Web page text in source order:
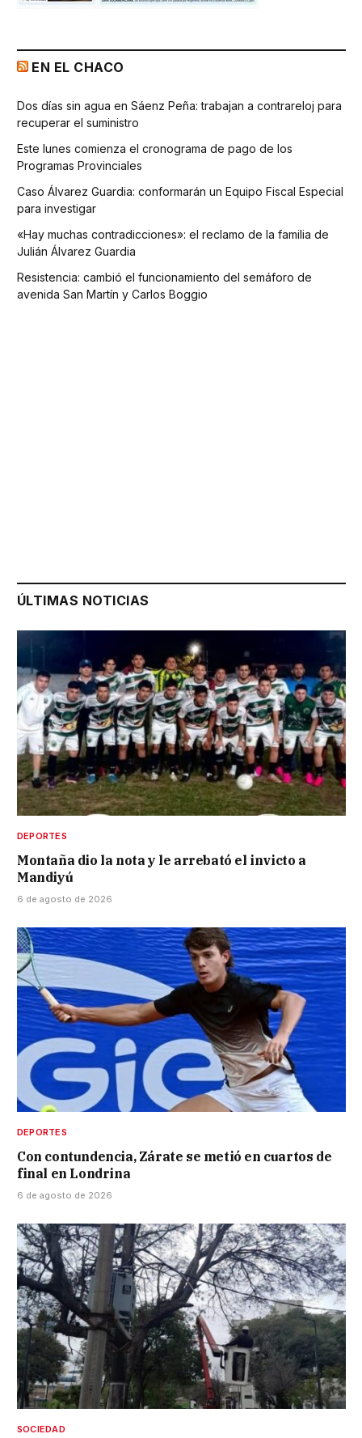
EN EL CHACO
Dos días sin agua en Sáenz Peña: trabajan a contrareloj para
recuperar el suministro
Este lunes comienza el cronograma de pago de los
Programas Provinciales
Caso Álvarez Guardia: conformarán un Equipo Fiscal Especial
para investigar
«Hay muchas contradicciones»: el reclamo de la familia de
Julián Álvarez Guardia
Resistencia: cambió el funcionamiento del semáforo de
avenida San Martín y Carlos Boggio
ÚLTIMAS NOTICIAS
DEPORTES
Montaña dio la nota y le arrebató el invicto a
Mandiyú
6 de agosto de 2026
DEPORTES
Con contundencia, Zárate se metió en cuartos de
final en Londrina
6 de agosto de 2026
SOCIEDAD